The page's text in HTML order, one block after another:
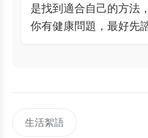
是找到適合自己的方法
你有健康問題，最好先
生活絮語